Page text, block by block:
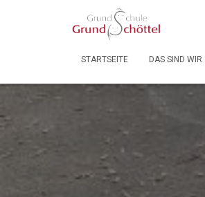
STARTSEITE DAS SIND WIR